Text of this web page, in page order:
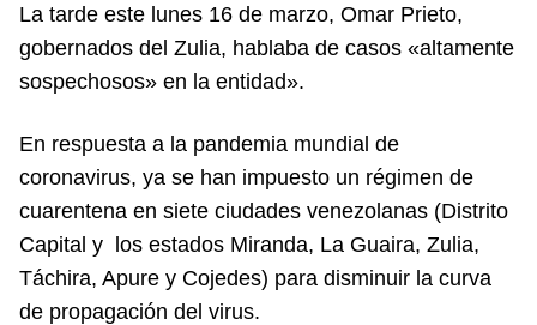
La tarde este lunes 16 de marzo, Omar Prieto,
gobernados del Zulia, hablaba de casos «altamente
sospechosos» en la entidad».
En respuesta a la pandemia mundial de
coronavirus, ya se han impuesto un régimen de
cuarentena en siete ciudades venezolanas (Distrito
Capital y los estados Miranda, La Guaira, Zulia,
Táchira, Apure y Cojedes) para disminuir la curva
de propagación del virus.